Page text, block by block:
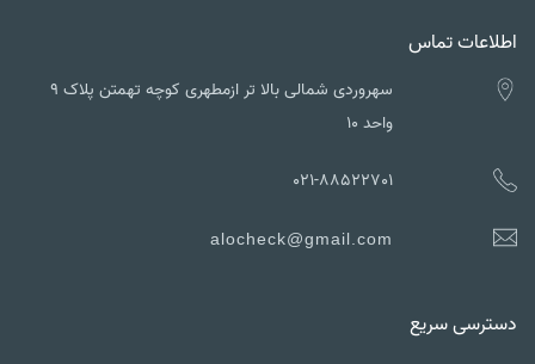
اطلاعات تماس
سهروردی شمالی بالا تر ازمطهری کوچه تهمتن پلاک ۹
واحد ۱۰
021-88522701
alocheck@gmail.com
دسترسی سریع